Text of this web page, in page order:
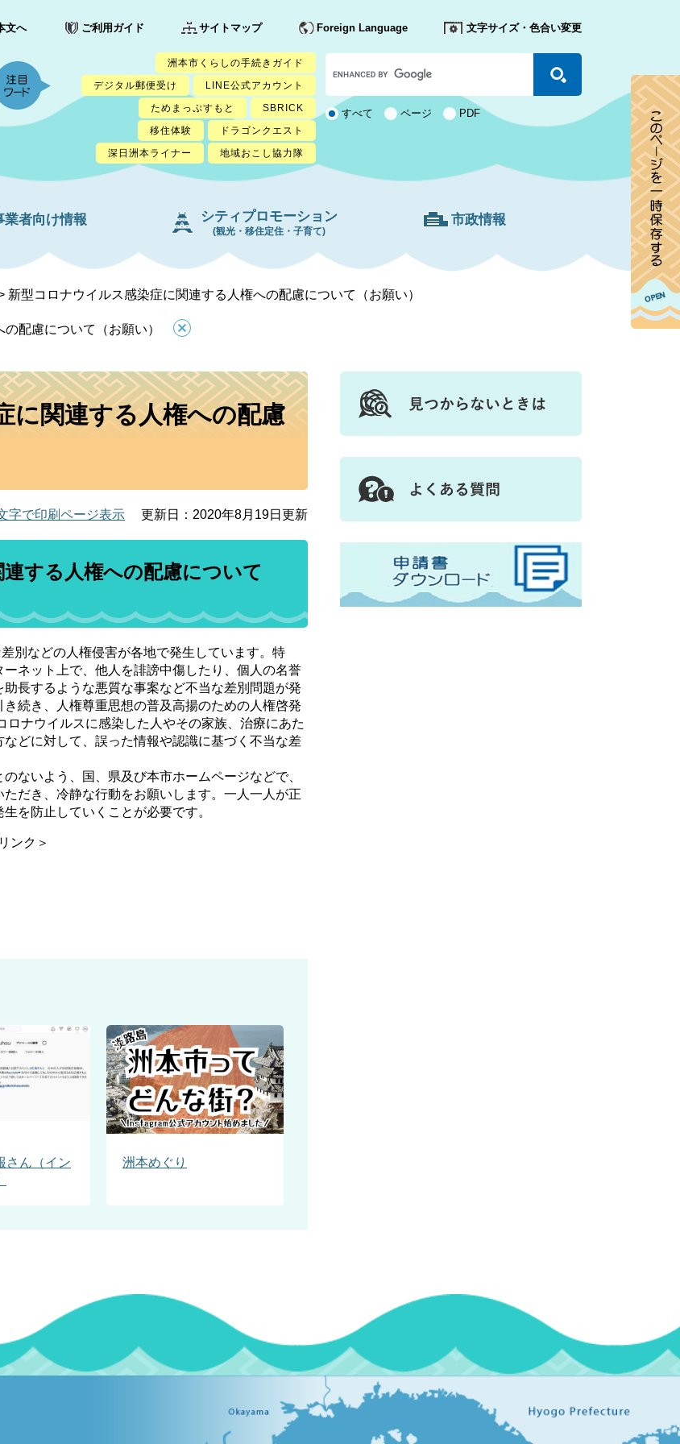
文へ ご利用ガイド サイトマップ Foreign Language 文字サイズ・色合い変更
洲本市くらしの手続きガイド
デジタル郵便受け
LINE公式アカウント
ためまっぷすもと
SBRICK
移住体験
ドラゴンクエスト
深日洲本ライナー
地域おこし協力隊
カ
ス
タ
ム
検 すべて ページ PDF
業者向け情報 シティプロモーション
(観光・移住定住・子育て)
市政情報
新型コロナウイルス感染症に関連する人権への配慮について（お願い）
配慮について（お願い）
に関連する人権への配慮
字で印刷ページ表示 更新日：2020年8月19日更新
する人権への配慮について
別などの人権侵害が各地で発生しています。特
ネット上で、他人を誹謗中傷したり、個人の名誉
長するような悪質な事案など不当な差別問題が発
続き、人権尊重思想の普及高揚のための人権啓発
ナウイルスに感染した人やその家族、治療にあた
どに対して、誤った情報や認識に基づく不当な差
ないよう、国、県及び本市ホームページなどで、
だき、冷静な行動をお願いします。一人一人が正
を防止していくことが必要です。
ンク＞
さん（イン
洲本めぐり